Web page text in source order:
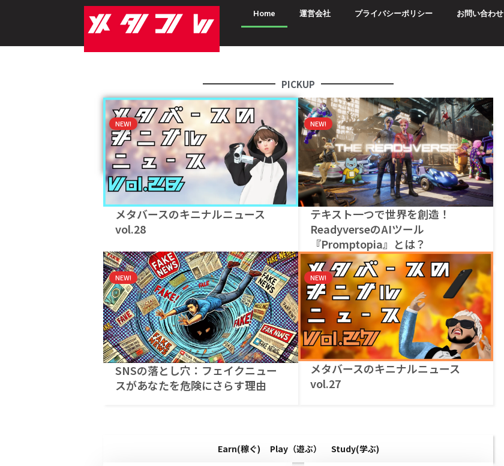
Home 運営会社 プライバシーポリシー お問い合わせ
PICKUP
NEW!
メタバースのキニナルニュース
vol.28
NEW!
テキスト一つで世界を創造！
ReadyverseのAIツール
『Promptopia』とは？
NEW!
SNSの落とし穴：フェイクニュー
スがあなたを危険にさらす理由
NEW!
メタバースのキニナルニュース
vol.27
Earn(稼ぐ) Play（遊ぶ） Study(学ぶ)